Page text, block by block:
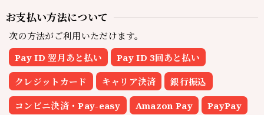
お支払い方法について
次の方法がご利用いただけます。
Pay ID 翌月あと払い
Pay ID 3回あと払い
クレジットカード キャリア決済 銀行振込
コンビニ決済・Pay-easy Amazon Pay PayPay